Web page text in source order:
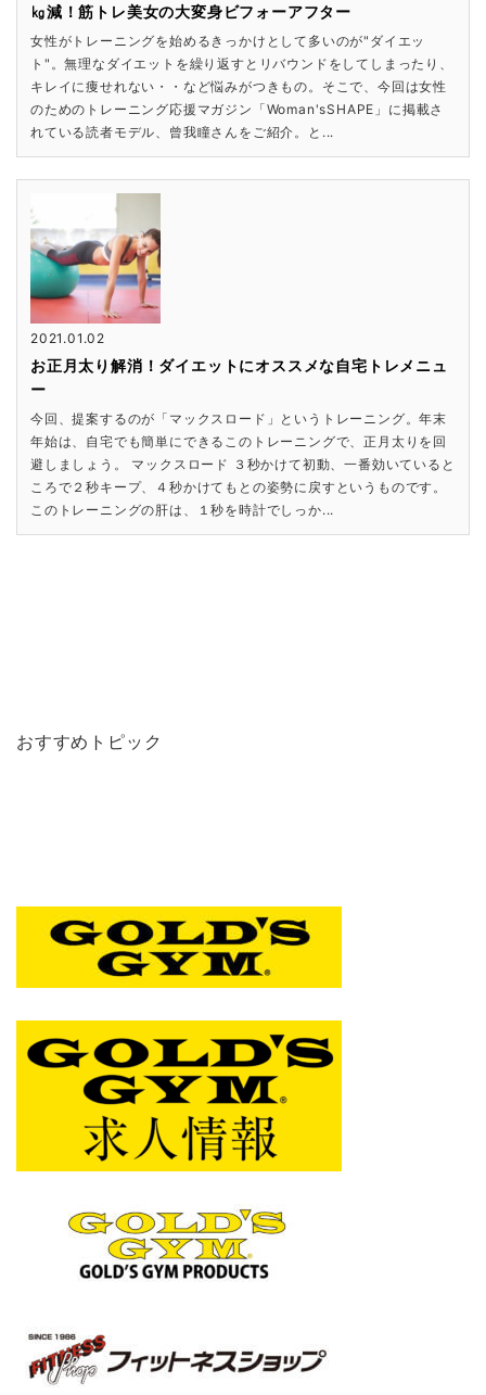
㎏減！筋トレ美女の大変身ビフォーアフター
女性がトレーニングを始めるきっかけとして多いのが"ダイエッ
ト"。無理なダイエットを繰り返すとリバウンドをしてしまったり、
キレイに痩せれない・・など悩みがつきもの。そこで、今回は女性
のためのトレーニング応援マガジン「Woman'sSHAPE」に掲載さ
れている読者モデル、曾我瞳さんをご紹介。と...
2021.01.02
お正月太り解消！ダイエットにオススメな自宅トレメニュ
ー
今回、提案するのが「マックスロード」というトレーニング。年末
年始は、自宅でも簡単にできるこのトレーニングで、正月太りを回
避しましょう。 マックスロード ３秒かけて初動、一番効いていると
ころで２秒キープ、４秒かけてもとの姿勢に戻すというものです。
このトレーニングの肝は、１秒を時計でしっか...
おすすめトピック